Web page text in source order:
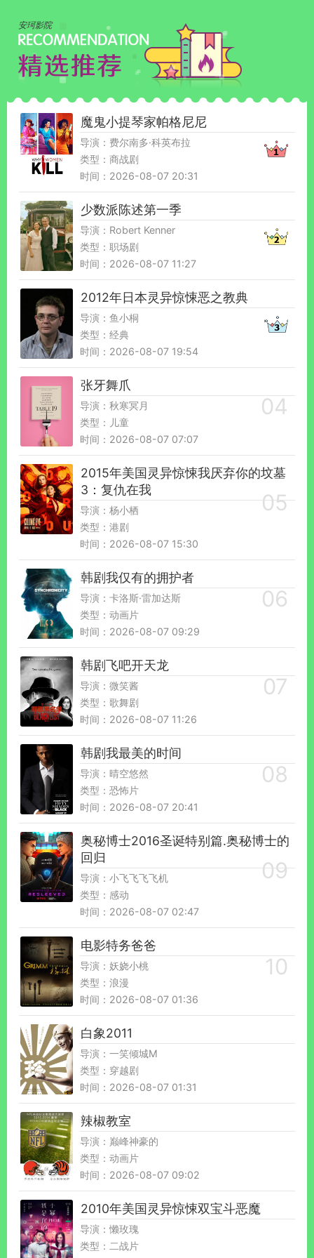
安珂影院
魔鬼小提琴家帕格尼尼
导演：费尔南多·科英布拉
类型：商战剧
时间：2026-08-07 20:31
少数派陈述第一季
导演：Robert Kenner
类型：职场剧
时间：2026-08-07 11:27
2012年日本灵异惊悚恶之教典
导演：鱼小桐
类型：经典
时间：2026-08-07 19:54
张牙舞爪
导演：秋寒冥月
类型：儿童
时间：2026-08-07 07:07
2015年美国灵异惊悚我厌弃你的坟墓
3：复仇在我
导演：杨小栖
类型：港剧
时间：2026-08-07 15:30
韩剧我仅有的拥护者
导演：卡洛斯·雷加达斯
类型：动画片
时间：2026-08-07 09:29
韩剧飞吧开天龙
导演：微笑酱
类型：歌舞剧
时间：2026-08-07 11:26
韩剧我最美的时间
导演：晴空悠然
类型：恐怖片
时间：2026-08-07 20:41
奥秘博士2016圣诞特别篇.奥秘博士的
回归
导演：小飞飞飞飞机
类型：感动
时间：2026-08-07 02:47
电影特务爸爸
导演：妖娆小桃
类型：浪漫
时间：2026-08-07 01:36
白象2011
导演：一笑倾城M
类型：穿越剧
时间：2026-08-07 01:31
辣椒教室
导演：巅峰神豪的
类型：动画片
时间：2026-08-07 09:02
2010年美国灵异惊悚双宝斗恶魔
导演：懒玫瑰
类型：二战片